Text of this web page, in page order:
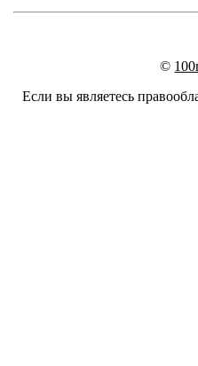
©
Если вы являетесь